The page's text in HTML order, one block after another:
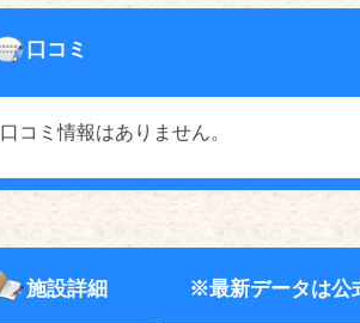
口コミ
口コミ情報はありません。
施設詳細 ※最新データは公